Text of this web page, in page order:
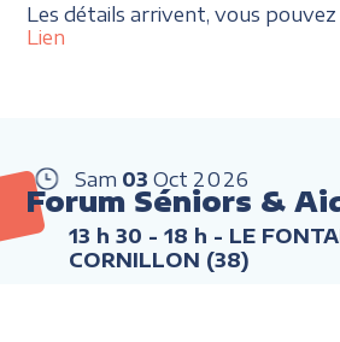
Les détails arrivent, vous
Lien
Sam 03 Oct 2026
Forum Séniors &
13 h 30 - 18 h - LE
CORNILLON (38)